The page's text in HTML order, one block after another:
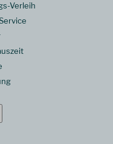
Verleih